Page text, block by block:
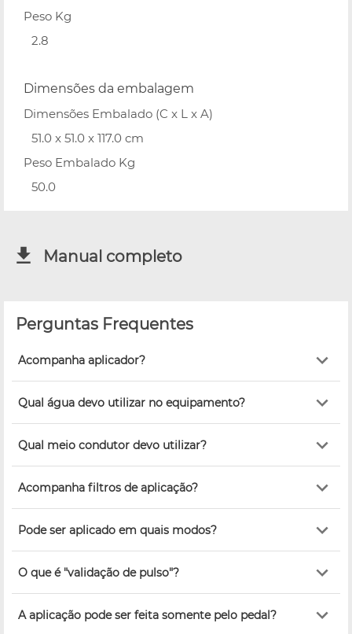
Peso Kg
2.8
Dimensões da embalagem
Dimensões Embalado (C x L x A)
51.0 x 51.0 x 117.0 cm
Peso Embalado Kg
50.0
Manual completo
Perguntas Frequentes
Acompanha aplicador?
Qual água devo utilizar no equipamento?
Qual meio condutor devo utilizar?
Acompanha filtros de aplicação?
Pode ser aplicado em quais modos?
O que é "validação de pulso"?
A aplicação pode ser feita somente pelo pedal?